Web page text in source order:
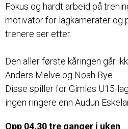
Fokus og hardt arbeid på
motivator for lagkamerater og
trenere ser etter.
Den aller første kåringen går
Anders Melve og Noah Bye.
Disse spiller for Gimles U15-
ingen ringere enn Audun
Opp 04.30 tre ganger i uken